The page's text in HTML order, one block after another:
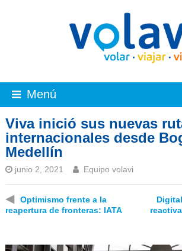
Menú
Viva inició sus nuevas
internacionales desde
Medellín
junio 2, 2021 Equipo volavi
◀
Optimismo frente a la
reapertura de fronteras: IATA